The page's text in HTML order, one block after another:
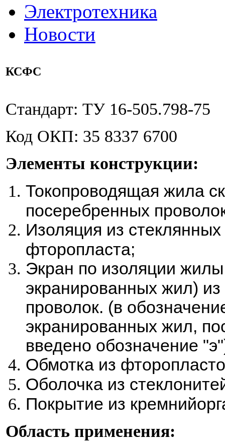
Электротехника
Новости
КСФС
Стандарт: ТУ 16-505.798-75
Код ОКП: 35 8337 6700
Элементы конструкции:
Токопроводящая жила
посеребренных
Изоляция из
фторопласта;
Экран по изоляции
экранированных жил)
проволок. (в
экранированных жил,
введено обозначение
Обмотка из
Оболочка из
Покрытие из
Область применения: